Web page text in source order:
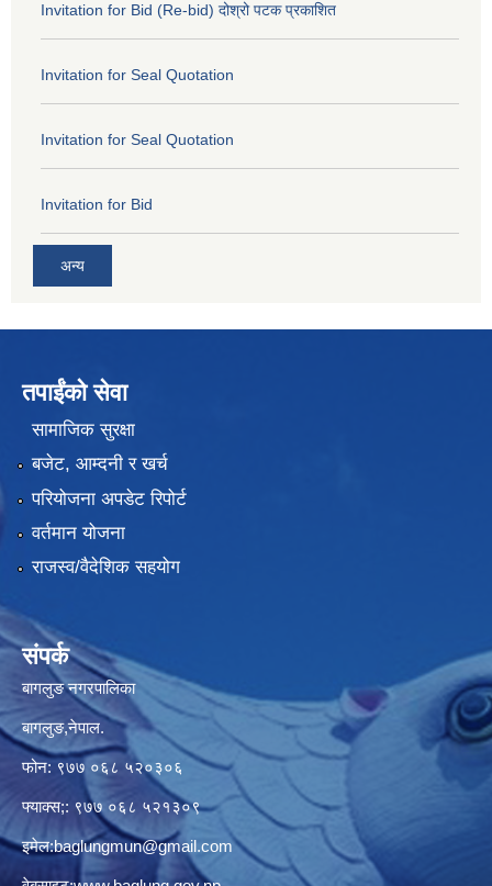
Invitation for Bid (Re-bid) दोश्रो पटक प्रकाशित
Invitation for Seal Quotation
Invitation for Seal Quotation
Invitation for Bid
अन्य
तपाईंको सेवा
सामाजिक सुरक्षा
बजेट, आम्दनी र खर्च
परियोजना अपडेट रिपोर्ट
वर्तमान योजना
राजस्व/वैदेशिक सहयोग
संपर्क
बागलुङ नगरपालिका
बागलुङ,नेपाल.
फोन: ९७७ ०६८ ५२०३०६
फ्याक्स;: ९७७ ०६८ ५२१३०९
इमेल:baglungmun@gmail.com